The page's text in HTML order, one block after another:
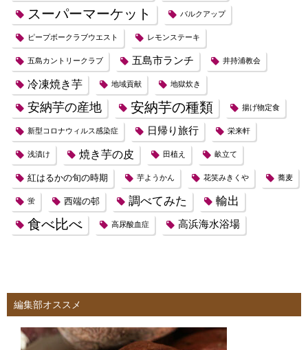
スーパーマーケット バルクアップ
ピープボークラブウエスト レモンステーキ
五島カントリークラブ 五島市ランチ 井持浦教会
冷凍焼き芋 地域貢献 地獄炊き
安納芋の産地 安納芋の種類 揚げ物定食
新型コロナウィルス感染症 日帰り旅行 栄来軒
浅漬け 焼き芋の皮 田植え 畝立て
紅はるかの旬の時期 芋ようかん 花笑みきくや 蕎麦
蛍 西端の邨 調べてみた 輸出
食べ比べ 高尿酸血症 高浜海水浴場
編集部オススメ